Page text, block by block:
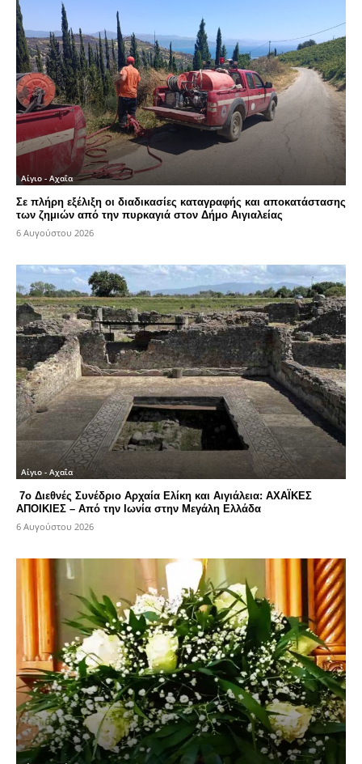
Αίγιο - Αχαΐα
Σε πλήρη εξέλιξη οι διαδικασίες καταγραφής και αποκατάστασης
των ζημιών από την πυρκαγιά στον Δήμο Αιγιαλείας
6 Αυγούστου 2026
Αίγιο - Αχαΐα
7ο Διεθνές Συνέδριο Αρχαία Ελίκη και Αιγιάλεια: ΑΧΑΪΚΕΣ
ΑΠΟΙΚΙΕΣ – Από την Ιωνία στην Μεγάλη Ελλάδα
6 Αυγούστου 2026